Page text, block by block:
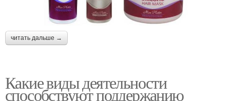
читать дальше →
Какие виды деятельности
способствуют поддержанию